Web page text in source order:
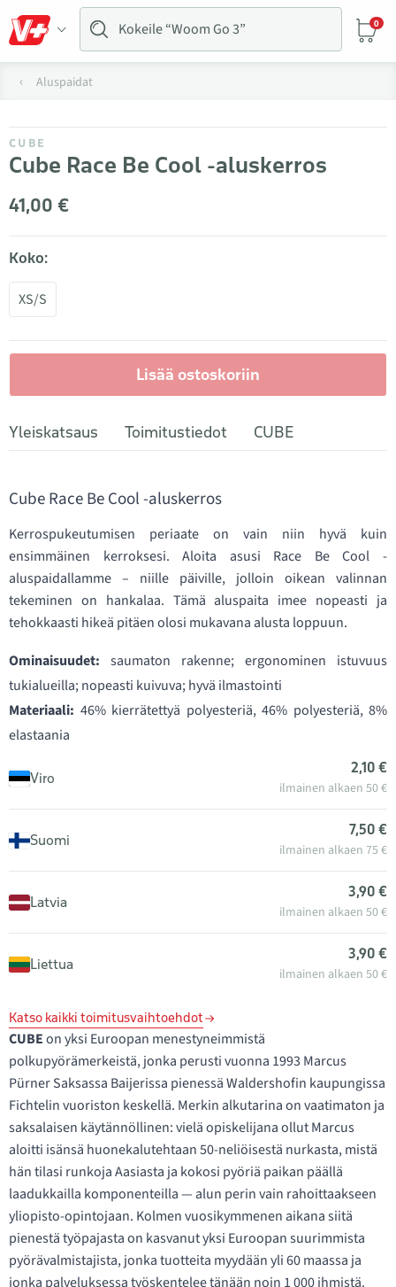
0
Aluspaidat
CUBE
Cube Race Be Cool -aluskerros
41,00 €
Koko:
XS/S
Lisää ostoskoriin
Yleiskatsaus Toimitustiedot CUBE
Cube Race Be Cool -aluskerros
Kerrospukeutumisen periaate on vain niin hyvä kuin
ensimmäinen kerroksesi. Aloita asusi Race Be Cool -
aluspaidallamme – niille päiville, jolloin oikean valinnan
tekeminen on hankalaa. Tämä aluspaita imee nopeasti ja
tehokkaasti hikeä pitäen olosi mukavana alusta loppuun.
Ominaisuudet: saumaton rakenne; ergonominen istuvuus
tukialueilla; nopeasti kuivuva; hyvä ilmastointi
Materiaali: 46% kierrätettyä polyesteriä, 46% polyesteriä, 8%
elastaania
Viro
2,10 €
ilmainen alkaen 50 €
Suomi
7,50 €
ilmainen alkaen 75 €
Latvia
3,90 €
ilmainen alkaen 50 €
Liettua
3,90 €
ilmainen alkaen 50 €
Katso kaikki toimitusvaihtoehdot
CUBEon yksi Euroopan menestyneimmistä
polkupyörämerkeistä, jonka perusti vuonna 1993 Marcus
Pürner Saksassa Baijerissa pienessä Waldershofin kaupungissa
Fichtelin vuoriston keskellä. Merkin alkutarina on vaatimaton ja
saksalaisen käytännöllinen: vielä opiskelijana ollut Marcus
aloitti isänsä huonekalutehtaan 50-neliöisestä nurkasta, mistä
hän tilasi runkoja Aasiasta ja kokosi pyöriä paikan päällä
laadukkailla komponenteilla — alun perin vain rahoittaakseen
yliopisto-opintojaan. Kolmen vuosikymmenen aikana siitä
pienestä työpajasta on kasvanut yksi Euroopan suurimmista
pyörävalmistajista, jonka tuotteita myydään yli 60 maassa ja
jonka palveluksessa työskentelee tänään noin 1 000 ihmistä.